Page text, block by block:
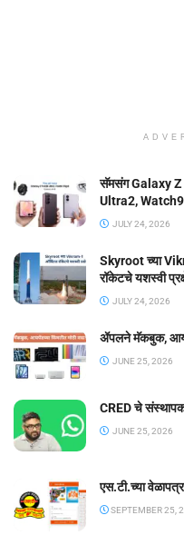
सॅमसंग Galaxy
Ultra2, Watch9
JULY 24, 2026
Skyroot च्या
रॉकेटचे यशस्वी
JULY 24, 2026
ॲपलने मॅकबुक,
JUNE 25, 2026
CRED चे
JUNE 25, 2026
एस.टी.च्या
SEPTEMBER 25,